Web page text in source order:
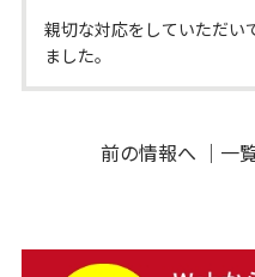
親切な対応をしていただい
ました。
前の情報へ ｜ 一